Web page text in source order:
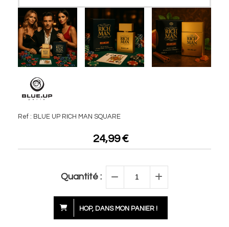
Ref : BLUE UP RICH MAN SQUARE
24,99€
Quantité :
HOP, DANS MON PANIER !